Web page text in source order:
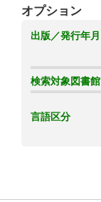
オプション
出版／発行年月
検索対象図書館
言語区分